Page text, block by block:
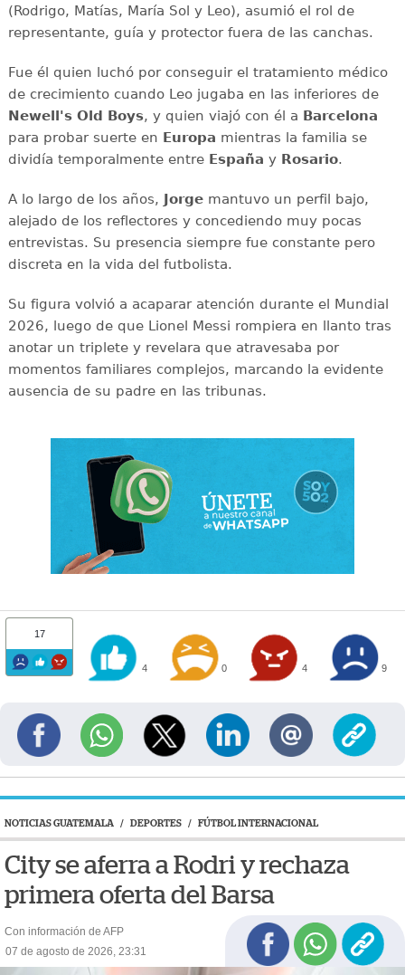
(Rodrigo, Matías, María Sol y Leo), asumió el rol de
representante, guía y protector fuera de las canchas.
Fue él quien luchó por conseguir el tratamiento médico
de crecimiento cuando Leo jugaba en las inferiores de
Newell's Old Boys, y quien viajó con él a Barcelona
para probar suerte en Europa mientras la familia se
dividía temporalmente entre España y Rosario.
A lo largo de los años, Jorgemantuvo un perfil bajo,
alejado de los reflectores y concediendo muy pocas
entrevistas. Su presencia siempre fue constante pero
discreta en la vida del futbolista.
Su figura volvió a acaparar atención durante el Mundial
2026, luego de que Lionel Messi rompiera en llanto tras
anotar un triplete y revelara que atravesaba por
momentos familiares complejos, marcando la evidente
ausencia de su padre en las tribunas.
17
4 0 4 9
NOTICIAS GUATEMALA / DEPORTES / FÚTBOL INTERNACIONAL
City se aferra a Rodri y rechaza
primera oferta del Barsa
Con información de AFP
07 de agosto de 2026, 23:31